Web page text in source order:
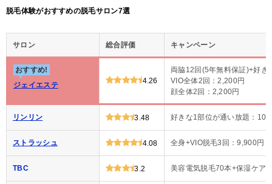
脱毛体験がおすすめの脱毛サロン7選
サロン 総合評価 キャンペーン
おすすめ!
ジェイエステ
4.26
両脇12回(5年無料保証)+好き
VIO全体2回：2,200円
顔全体2回：2,200円
リンリン 3.48 好きな1部位が通い放題：100
ストラッシュ 4.08 全身+VIO脱毛3回：9,900円
TBC 3.2 美容電気脱毛70本+保湿ケア